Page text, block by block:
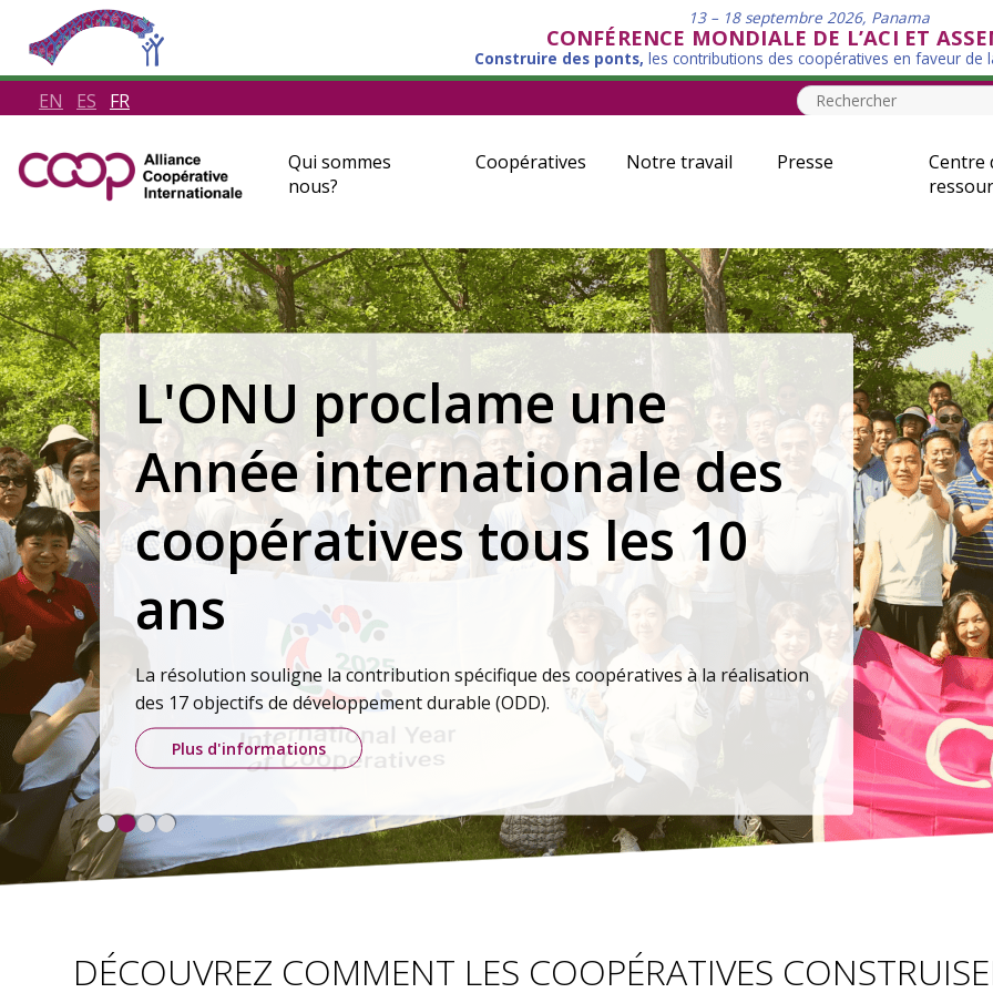
13 – 18 septembre 2026, Panama
CONFÉRENCE MONDIALE DE L’ACI ET
Construire des ponts, les contributions des coopératives en faveur de
EN ES FR
Qui sommes
nous?
Coopératives Notre travail Presse
Centre
une
des
tous les 10
contribution spécifique des coopératives à la réalisation
durable (ODD).
DÉCOUVREZ COMMENT LES COOPÉRATIVES